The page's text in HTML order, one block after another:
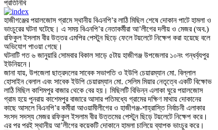
প্রতিনিধি
হাজীগঞ্জের পয়ালজোস গ্রামে স্থানীয় বিএনপি’র লাঠি মিছিল শেষে দোকান পাটে হামলা ও
ভাংচুরের ঘটনা ঘটেছে। এ সময় বিএনপি’র নেতাকর্মীরা আ’লীগের দলীয় ও মেজর (অব.)
রফিকুল ইসলাম বীর উত্তর এমপির পেস্টুন ছিড়ে ফেলে টয়লেটে নিক্ষেপ করা হয়েছে বলে
অভিযোগ পাওয়া গেছে।
ঘটনাটি গত ৬ জানুয়ারি সোমবার বিকাল সাড়ে ৫টায় হাজীগঞ্জ উপজেলার ১০নং গন্ধর্ব্যপুর
ইউনিয়নে।
জানা যায়, উপজেলা ছাত্রদলের সাবেক সভাপতি ও ইউপি চেয়ারম্যান মো. বিল্লাল
হোসাইন বেলাল এবং সাবেক ইউপি চেয়ারম্যান মো. সেলিম মিয়ার নেতৃত্বে একটি বিক্ষোভ
লাঠি মিছিল কাশিমপুর বাজার থেকে বের হয়। মিছিলটি বিভিন্ন এলাকা ঘুরে পয়ালজোস
গ্রাম হয়ে পুনরায় কাশেমপুর বাজারে আসার পতিমধ্যে গ্রামের দক্ষিণ মাথায় দোকানের
কাছে আসলে বিএনপি’র কর্মীরা আওয়ামীলীগের ও হাজীগঞ্জ-শাহ্রাস্তি নির্বাচনী এলাকার
সংসদ সদস্য মেজর রফিকুল ইসলাম বীর উত্তমের পেস্টুন ছিড়ে টয়লেটে নিক্ষেপ করে।
এর পর পরই স্থানীয় আ’লীগের কয়েকটি দোকানে হামলা চালিয়ে ব্যাপক ভাংচুর করে।